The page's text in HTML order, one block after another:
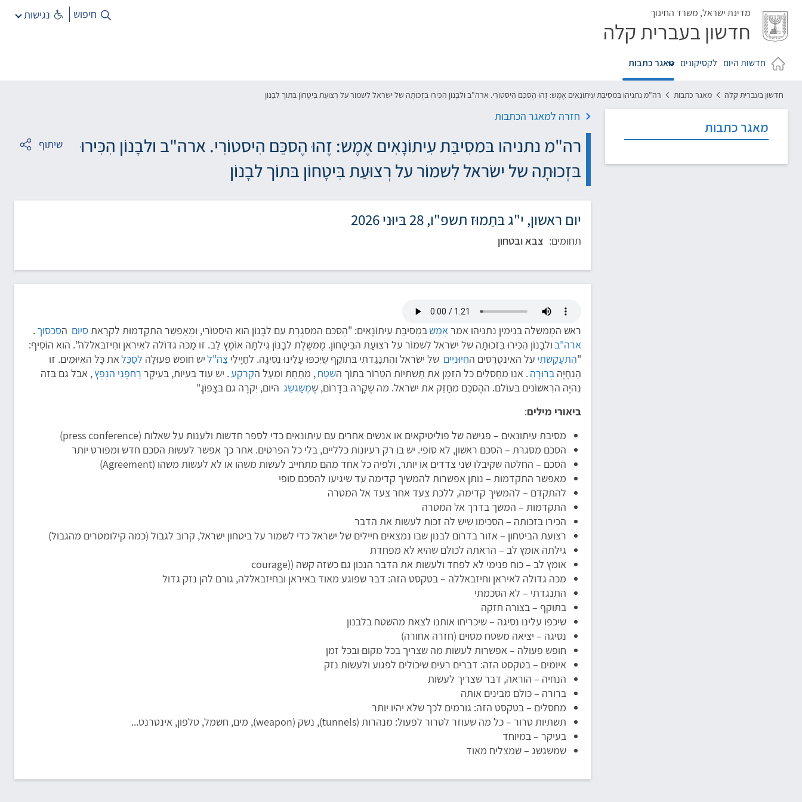
דלג
מדינת ישראל, משרד החינוך
חדשון בעברית קלה
חיפוש נגישות
חדשות היום לקסיקונים מאגר כתבות
חדשון בעברית קלה מאגר כתבות רה"מ נתניהו בּמסִיבַּת עִיתוֹנָאִים אֶמֶש: זֶהוּ הֶסכֵּם הִיסטוֹרִי. ארה"ב ולבָנוֹן הִכִּירוּ בּזְכוּתָה של ישׂראל לִשמוֹר על רְצוּעַת בִּיטָחוֹן בּתוֹך לבָנוֹן
מאגר כתבות
חזרה למאגר הכתבות
רה"מ נתניהו בּמסִיבַּת עִיתוֹנָאִים אֶמֶש: זֶהוּ הֶסכֵּם הִיסטוֹרִי. ארה"ב ולבָנוֹן הִכִּירוּ
בּזְכוּתָה של ישׂראל לִשמוֹר על רְצוּעַת בִּיטָחוֹן בּתוֹך לבָנוֹן
שיתוף
יום ראשון, י"ג בּתַמוּז תשפ"ו, 28 בּיוּני 2026
תחומים: צבא ובטחון
ראש המֶמשלה בּנימין נתניהו אמראֶמֶשבּמְסיבַּת עִיתוֹנָאִים: "הֶסכּם המִסגֶרֶת עִם לבָנוֹן הוא הִיסטוֹרי, ומְאַפשֵר הִתקַדמוּת לִקרַאתסִיוּם הסִכסוּך .
ארה"ב ולבָנוֹן הִכִּירוּ בִּזכוּתָה של ישׂראל לִשמוֹר על רצוּעַת הבִּיטָחוֹן. מֶמשֶלֶת לבָנוֹן גִילתָה אוֹמֶץ לֵב. זו מַכּה גדוֹלה לאִיראן וחִיזבּאללה". הוא הוֹסִיף:
"הִתעַקַשתִי על האִינטֶרֶסים החִיוּנִיִים של ישׂראל והִתנַגַדתִי בּתוֹקֶף שֶיִכפּוּ עָלֵינוּ נְסִיגָה. לחַיָילֵי צַה"ליש חוֹפש פּעוּלָה לסַכֵּלאת כָּל האִיוּמִים. זו
הַנחָיָה בְּרוּרָה . אנו מחַסלִים כּל הזמַן את תַשתִיוֹת הטֵרוֹר בּתוֹך השֶטַח, מִתַחַת ומֵעַל הקַרקַע. יש עוד בּעיות, בּעִיקָר רַחפָנֵי הנֶפֶץ, אבל גם בּזה
נִהיֶה הרִאשוֹנים בּעוֹלם. ההֶסכֵּם מחַזֵק את ישׂראל. מה שֶקָרה בּדָרוֹם, שֶמְשַׂגשֵׂג היום, יִקרֶה גם בּצָפוֹן."
ביאורי מילים:
מסיבת עיתונאים – פגישה של פוליטיקאים או אנשים אחרים עם עיתונאים כדי לספר חדשות ולענות על שאלות (press conference)
הסכם מסגרת – הסכם ראשון, לא סופי. יש בו רק רעיונות כלליים, בלי כל הפרטים. אחר כך אפשר לעשות הסכם חדש ומפורט יותר
הסכם – החלטה שקיבלו שני צדדים או יותר, ולפיה כל אחד מהם מתחייב לעשות משהו או לא לעשות משהו (Agreement)
מאפשר התקדמות – נותן אפשרות להמשיך קדימה עד שיגיעו להסכם סופי
להתקדם – להמשיך קדימה, ללכת צעד אחר צעד אל המטרה
התקדמות – המשך בדרך אל המטרה
הכירו בזכותה – הסכימו שיש לה זכות לעשות את הדבר
רצועת הביטחון – אזור בדרום לבנון שבו נמצאים חיילים של ישראל כדי לשמור על ביטחון ישראל, קרוב לגבול (כמה קילומטרים מהגבול)
גילתה אומץ לב – הראתה לכולם שהיא לא מפחדת
אומץ לב – כוח פנימי לא לפחד ולעשות את הדבר הנכון גם כשזה קשה ((courage
מכה גדולה לאיראן וחיזבאללה – בטקסט הזה: דבר שפוגע מאוד באיראן ובחיזבאללה, גורם להן נזק גדול
התנגדתי – לא הסכמתי
בתוקף – בצורה חזקה
שיכפו עלינו נסיגה – שיכריחו אותנו לצאת מהשטח בלבנון
נסיגה – יציאה משטח מסוים (חזרה אחורה)
חופש פעולה – אפשרות לעשות מה שצריך בכל מקום ובכל זמן
איומים – בטקסט הזה: דברים רעים שיכולים לפגוע ולעשות נזק
הנחיה – הוראה, דבר שצריך לעשות
ברורה – כולם מבינים אותה
מחסלים – בטקסט הזה: גורמים לכך שלא יהיו יותר
תשתיות טרור – כל מה שעוזר לטרור לפעול: מנהרות (tunnels), נשק (weapon), מים, חשמל, טלפון, אינטרנט...
בעיקר – במיוחד
שמשגשג – שמצליח מאוד